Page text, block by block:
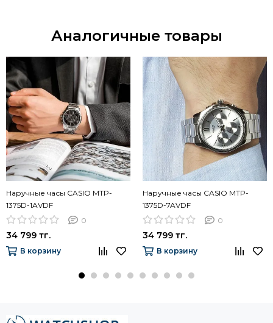
Аналогичные товары
Наручные часы CASIO MTP-
1375D-1AVDF
0
34 799 тг.
В корзину
Наручные часы CASIO MTP-
1375D-7AVDF
0
34 799 тг.
В корзину